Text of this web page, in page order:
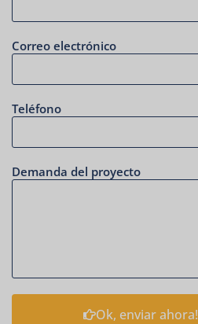
Correo electrónico
Teléfono
Demanda del proyecto
Ok, enviar ahora!